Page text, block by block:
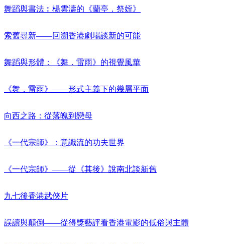
舞蹈與書法︰楊雲濤的《蘭亭．祭姪》
索舊尋新——回溯香港劇場談新的可能
舞蹈與形體：《舞．雷雨》的視覺風華
《舞．雷雨》——形式主義下的幾層平面
向西之路：從落魄到戀母
《一代宗師》：意識流的功夫世界
《一代宗師》——從《其後》說南北談新舊
九七後香港武俠片
誤讀與顛倒——從得獎藝評看香港電影的低俗與主體